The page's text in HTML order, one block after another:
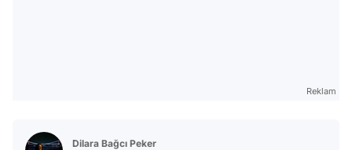
Reklam
Dilara Bağcı Peker